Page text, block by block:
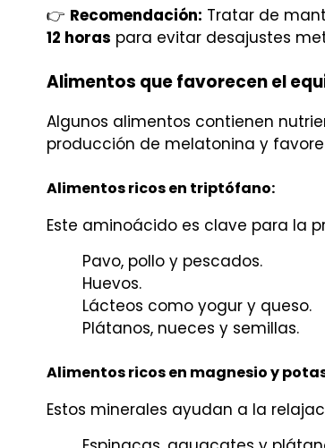
👉 Recomendación: Tratar de
12 horas para evitar desajustes
Alimentos que favorecen el
Algunos alimentos contienen
producción de melatonina y
Alimentos ricos en triptófano:
Este aminoácido es clave para la
Pavo, pollo y pescados.
Huevos.
Lácteos como yogur y queso.
Plátanos, nueces y semillas.
Alimentos ricos en magnesio y
Estos minerales ayudan a la